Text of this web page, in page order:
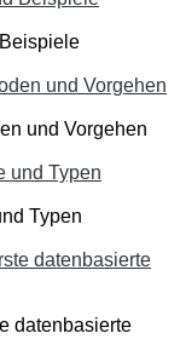
und Vorgehen
Typen
datenbasierte